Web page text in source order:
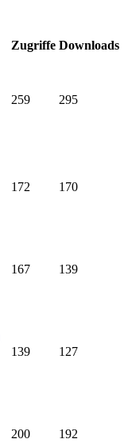
Zugriffe Downloads
259 295
172 170
167 139
139 127
200 192